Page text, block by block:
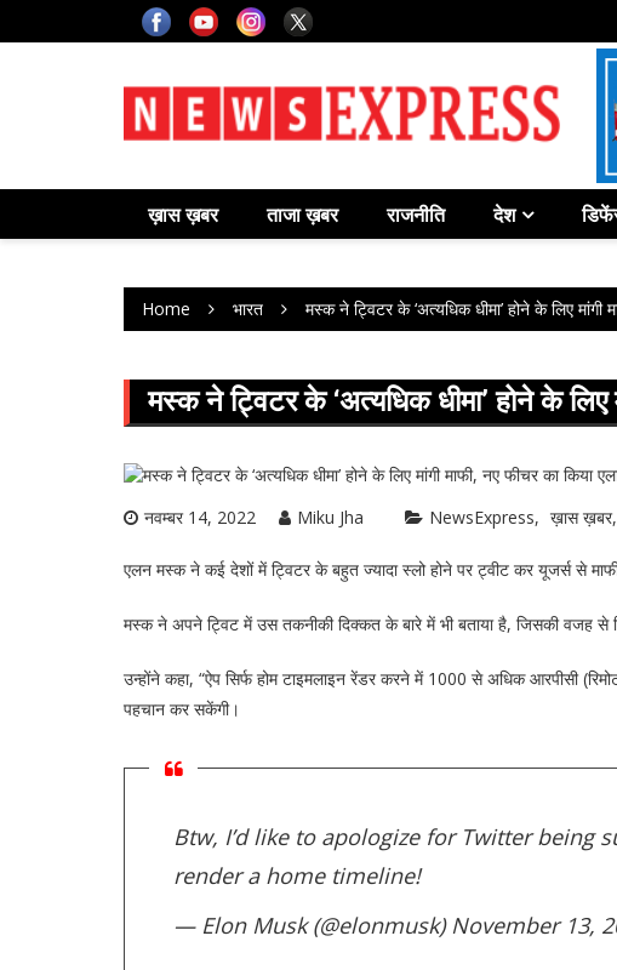
ख़ास ख़बर ताजा ख़बर राजनीति देश
Home भारत मस्क ने ट्विटर के ‘अत्यधिक धीमा’ होने के लिए मांगी
मस्क ने ट्विटर के ‘अत्यधिक धीमा’ होने के लिए
नवम्बर 14, 2022 Miku Jha NewsExpress ख़ास ख़बर
एलन मस्क ने कई देशों में ट्विटर के बहुत ज्‍यादा स्‍लो होने पर ट्वीट कर यूजर्स से
मस्‍क ने अपने ट्विट में उस तकनीकी दिक्‍कत के बारे में भी बताया है, जिसकी वजह से
उन्होंने कहा, “ऐप सिर्फ होम टाइमलाइन रेंडर करने में 1000 से अधिक आरपीसी
पहचान कर सकेंगी।
Btw, I’d like to apologize for Twitter being
render a home timeline!
— Elon Musk (@elonmusk) November 13,